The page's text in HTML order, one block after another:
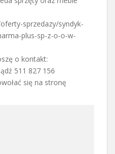
sprzedazy/syndyk-
plus-sp-z-o-o-w-
o kontakt:
511 827 156
się na stronę